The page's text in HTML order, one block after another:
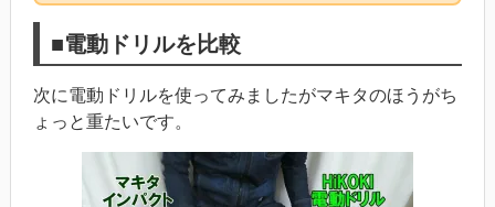
■電動ドリルを比較
次に電動ドリルを使ってみましたがマキタのほうがち
ょっと重たいです。